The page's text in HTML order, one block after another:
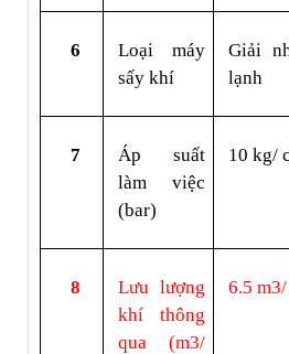
6
Loại máy
sấy khí
Giải
lạnh
7
Áp suất
làm việc
(bar)
10 kg/
8
Lưu lượng
khí thông
qua (m3/
6.5